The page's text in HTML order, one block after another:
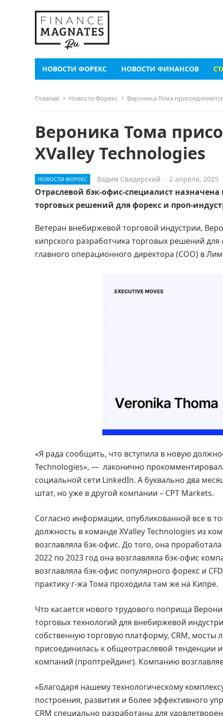
НОВОСТИ ФОРЕКС НОВОСТИ ФИНАНСОВ
Главная Новости Форекс Вероника Тома
Вероника Тома
XValley Technologies
НОВОСТИ ФОРЕКС Вадим Свидерский · 2 апреля, 2025
Отраслевой бэк-офис-специалист
торговых решений для форекс и проп-
Ветеран внебиржевой торговой индустрии,
кипрского разработчика торговых решений
главного операционного директора (COO) в
«Я рада сообщить, что вступила в новую
Technologies», — лаконично
социальной сети LinkedIn. А буквально два
штат, но уже в другой компании – CPT Markets.
Согласно информации, опубликованной все в
должность в команде XValley Technologies из
возглавляла бэк-офис. До того, она
2022 по 2023 год она возглавляла бэк-офис
возглавляла бэк-офис популярного форекс и
практику г-жа Тома проходила там же на Кипре.
Что касается нового трудового поприща
торговых технологий для внебиржевой
собственную торговую платформу, CRM,
присоединилась к общеотраслевой тенденции
компаний (проптрейдинг). Компанию
«Благодаря нашему технологическому
построения, развития и более эффективного
CRM специально разработаны для